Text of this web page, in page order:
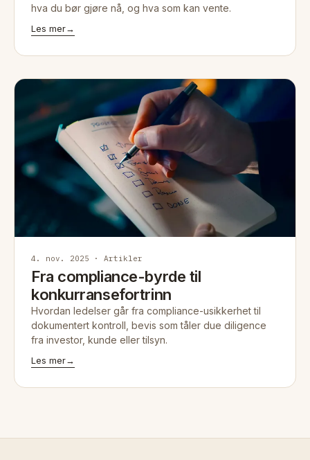
hva du bør gjøre nå, og hva som kan vente.
Les mer→
4. nov. 2025 · Artikler
Fra compliance-byrde til
konkurransefortrinn
Hvordan ledelser går fra compliance-usikkerhet til
dokumentert kontroll, bevis som tåler due diligence
fra investor, kunde eller tilsyn.
Les mer→